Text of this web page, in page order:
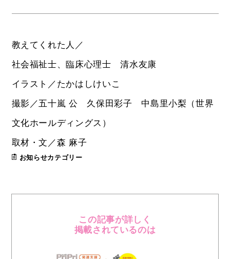
教えてくれた人／
社会福祉士、臨床心理士 清水友康
イラスト／たかはしけいこ
撮影／五十嵐 公 久保田彩子 中島里小梨（世界
文化ホールディングス）
取材・文／森 麻子
お知らせカテゴリー
この記事が詳しく
掲載されているのは